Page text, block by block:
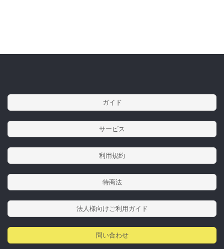
ガイド
サービス
利用規約
特商法
法人様向けご利用ガイド
問い合わせ